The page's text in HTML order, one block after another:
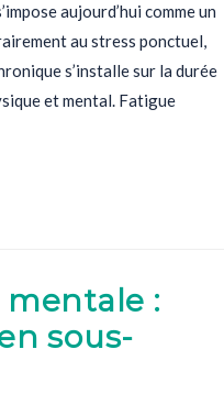
aujourd’hui comme un
au stress ponctuel,
s’installe sur la durée
et mental. Fatigue
:
sous-